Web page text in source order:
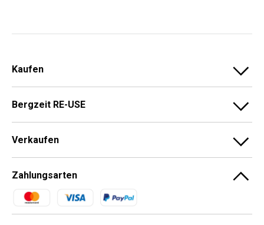
Kaufen
Bergzeit RE-USE
Verkaufen
Zahlungsarten
Zahlungsmethoden